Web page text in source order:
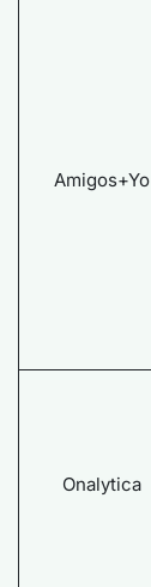
Amigos+Yo
Onalytica